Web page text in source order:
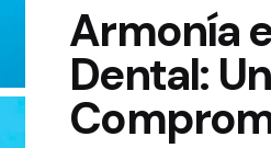
Armonía
Dental: